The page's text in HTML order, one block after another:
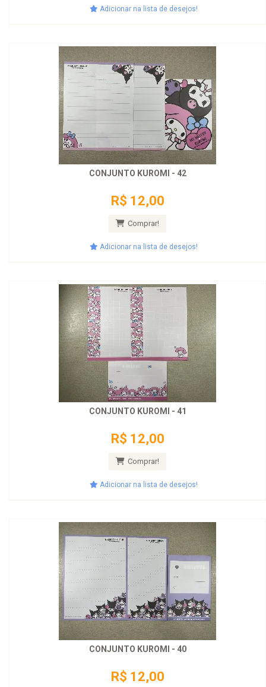
Adicionar na lista de desejos!
CONJUNTO KUROMI - 42
R$ 12,00
Comprar!
Adicionar na lista de desejos!
CONJUNTO KUROMI - 41
R$ 12,00
Comprar!
Adicionar na lista de desejos!
CONJUNTO KUROMI - 40
R$ 12,00